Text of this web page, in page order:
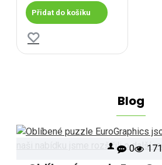
Přidat do košíku
Blog
0 171